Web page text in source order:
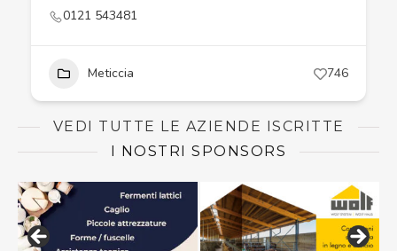
0121 543481
Meticcia 746
VEDI TUTTE LE AZIENDE ISCRITTE
I NOSTRI SPONSORS